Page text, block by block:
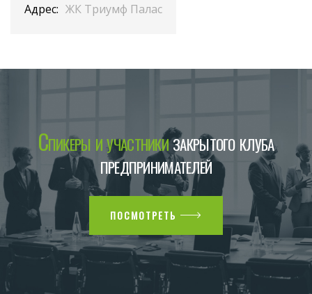
Адрес: ЖК Триумф Палас
Спикеры и участникизакрытого клуба
предпринимателей
ПОСМОТРЕТЬ